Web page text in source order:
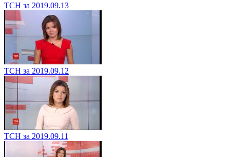
ТСН за 2019.09.13
ТСН за 2019.09.12
ТСН за 2019.09.11